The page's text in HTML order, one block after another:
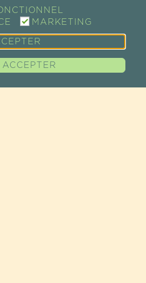
VOTRE ÉCOUTE
D'ACCÈS
MARKETING
ACCEPTER